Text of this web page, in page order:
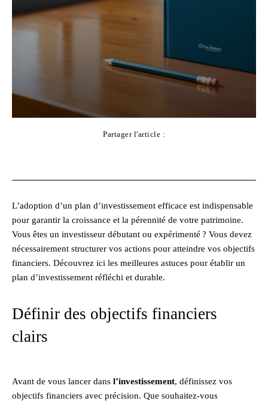
Partager l'article :
L’adoption d’un plan d’investissement efficace est indispensable
pour garantir la croissance et la pérennité de votre patrimoine.
Vous êtes un investisseur débutant ou expérimenté ? Vous devez
nécessairement structurer vos actions pour atteindre vos objectifs
financiers. Découvrez ici les meilleures astuces pour établir un
plan d’investissement réfléchi et durable.
Définir des objectifs financiers
clairs
Avant de vous lancer dans l’investissement, définissez vos
objectifs financiers avec précision. Que souhaitez-vous